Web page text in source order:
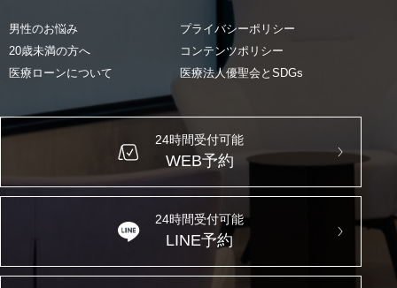
男性のお悩み
20歳未満の方へ
医療ローンについて
プライバシーポリシー
コンテンツポリシー
医療法人優聖会とSDGs
24時間受付可能
WEB予約
24時間受付可能
LINE予約